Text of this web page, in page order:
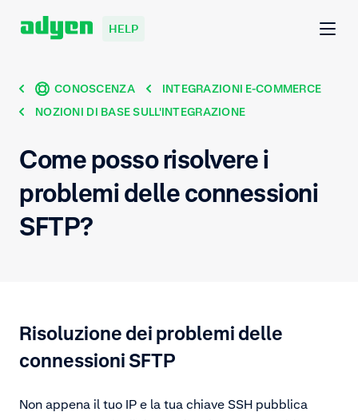
HELP
CONOSCENZA
INTEGRAZIONI E-COMMERCE
NOZIONI DI BASE SULL'INTEGRAZIONE
Come posso risolvere i
problemi delle connessioni
SFTP?
Risoluzione dei problemi delle
connessioni SFTP
Non appena il tuo IP e la tua chiave SSH pubblica